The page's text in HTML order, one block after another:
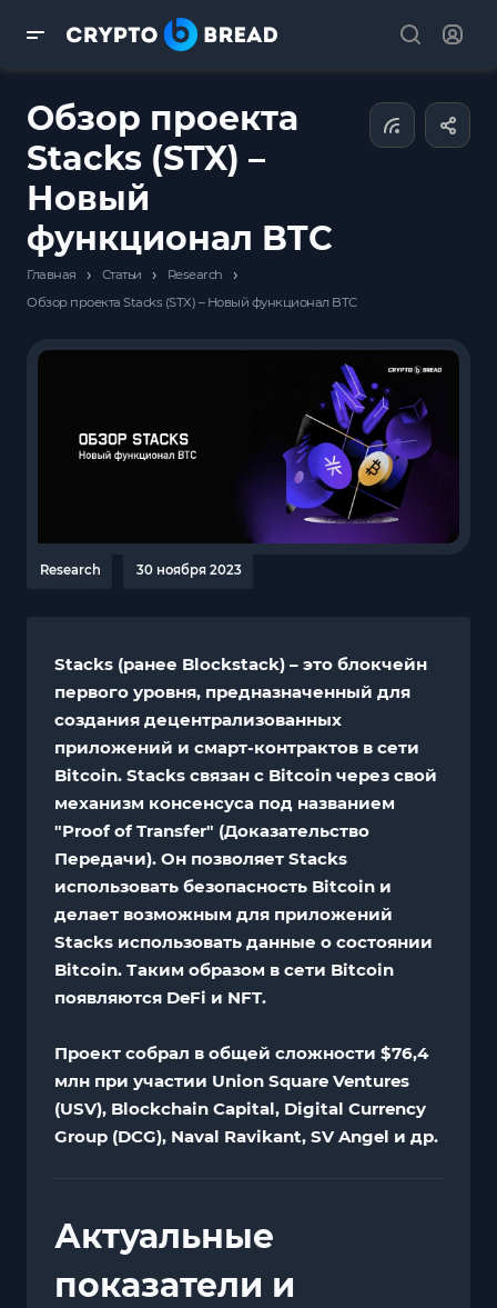
Обзор проекта
Stacks (STX) –
Новый
функционал BTC
Главная › Статьи › Research ›
Обзор проекта Stacks (STX) – Новый функционал BTC
Research 30 ноября 2023
Stacks (ранее Blockstack) – это блокчейн
первого уровня, предназначенный для
создания децентрализованных
приложений и смарт-контрактов в сети
Bitcoin. Stacks связан с Bitcoin через свой
механизм консенсуса под названием
"Proof of Transfer" (Доказательство
Передачи). Он позволяет Stacks
использовать безопасность Bitcoin и
делает возможным для приложений
Stacks использовать данные о состоянии
Bitcoin. Таким образом в сети Bitcoin
появляются DeFi и NFT.
Проект собрал в общей сложности $76,4
млн при участии Union Square Ventures
(USV), Blockchain Capital, Digital Currency
Group (DCG), Naval Ravikant, SV Angel и др.
Актуальные
показатели и